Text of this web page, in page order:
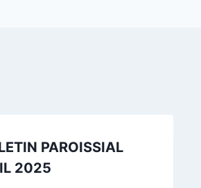
PAROISSIAL
2025